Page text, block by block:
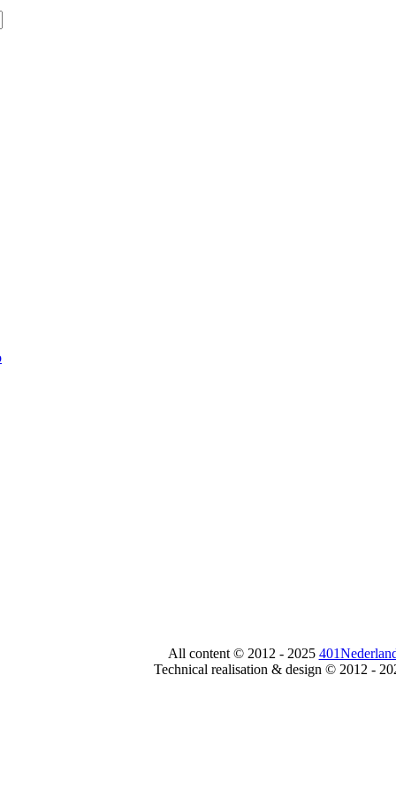
All content © 2012 - 2025
Technical realisation & design © 2012 -